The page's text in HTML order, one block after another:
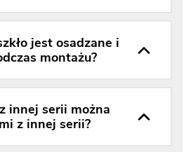
jest osadzane i
montażu?
innej serii można
z innej serii?